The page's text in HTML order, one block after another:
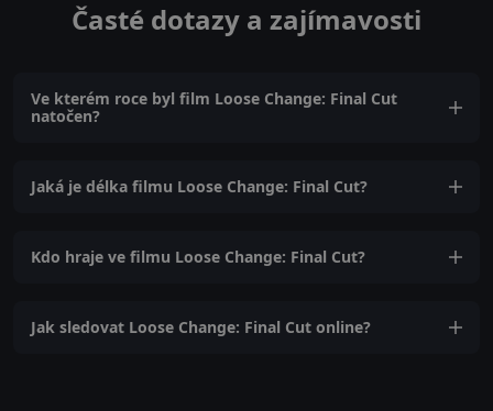
Časté dotazy a zajímavosti
Ve kterém roce byl film Loose Change: Final Cut
natočen?
Jaká je délka filmu Loose Change: Final Cut?
Kdo hraje ve filmu Loose Change: Final Cut?
Jak sledovat Loose Change: Final Cut online?